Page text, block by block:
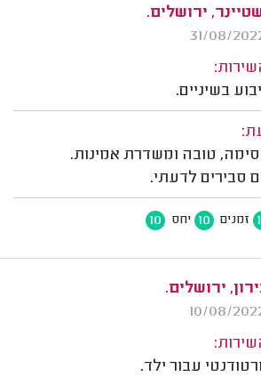
ירושלים.
בשיניים.
טובה ומשדרת אמינות.
סבירים לדעתי.
זמנים 10 יחס 10
ירושלים.
עבור ילד.